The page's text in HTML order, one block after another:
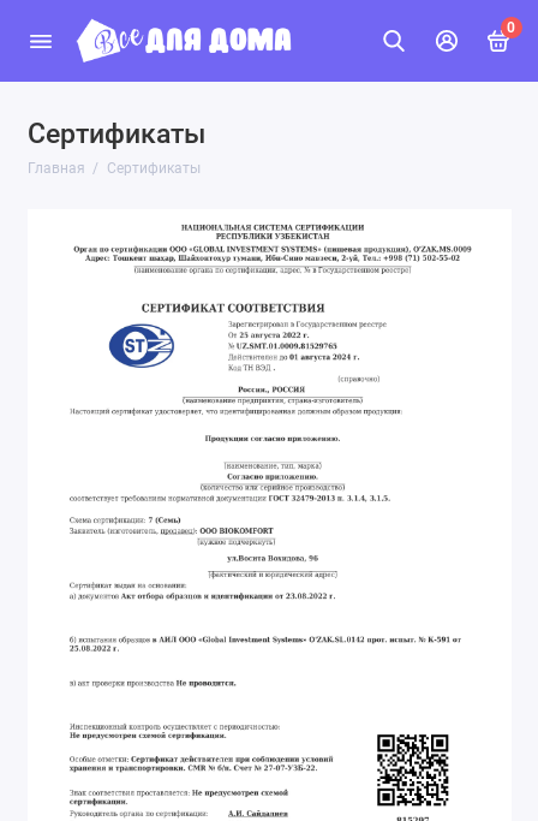
0
Сертификаты
Главная Сертификаты